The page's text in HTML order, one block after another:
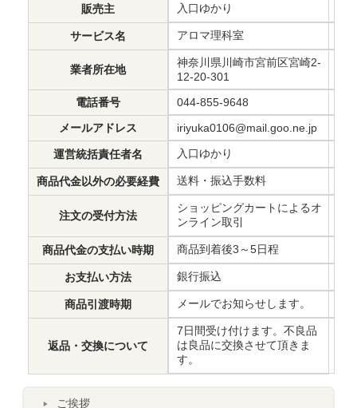
販売主 入口ゆかり
サービス名 アロマ理科室
業者所在地
神奈川県川崎市宮前区宮崎2-
12-20-301
電話番号
044-855-9648
メールアドレス
iriyuka0106@mail.goo.ne.jp
運営統括責任者名 入口ゆかり
商品代金以外の必要経費 送料・振込手数料
注文の受付方法
ショッピングカートによるオ
ンライン取引
商品代金の支払い時期 商品到着後3～5日程
お支払い方法 銀行振込
商品引渡時期 メールでお知らせします。
返品・交換について
7日間受け付けます。不良品
は良品に交換させて頂きま
す。
ご挨拶